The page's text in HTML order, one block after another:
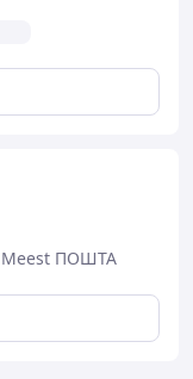
Meest ПОШТА